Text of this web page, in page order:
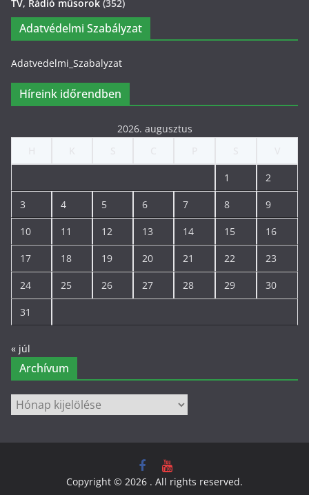
TV, Rádió műsorok (352)
Adatvédelmi Szabályzat
Adatvedelmi_Szabalyzat
Híreink időrendben
2026. augusztus
1 2
3 4 5 6 7 8 9
10 11 12 13 14 15 16
17 18 19 20 21 22 23
24 25 26 27 28 29 30
31
« júl
Archívum
Archívum
Copyright © 2026 . All rights reserved.